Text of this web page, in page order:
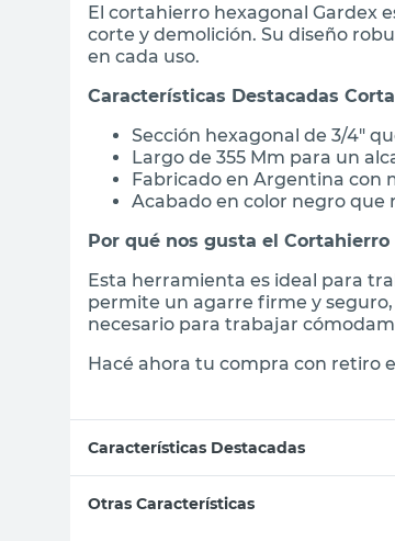
El cortahierro hexagonal Gardex
corte y demolición. Su diseño
en cada uso.
Características Destacadas
Sección hexagonal de 3/4"
Largo de 355 Mm para un
Fabricado en Argentina con
Acabado en color negro que
Por qué nos gusta el Cortahierro
Esta herramienta es ideal para
permite un agarre firme y
necesario para trabajar
Hacé ahora tu compra con retiro
Características Destacadas
Otras Características